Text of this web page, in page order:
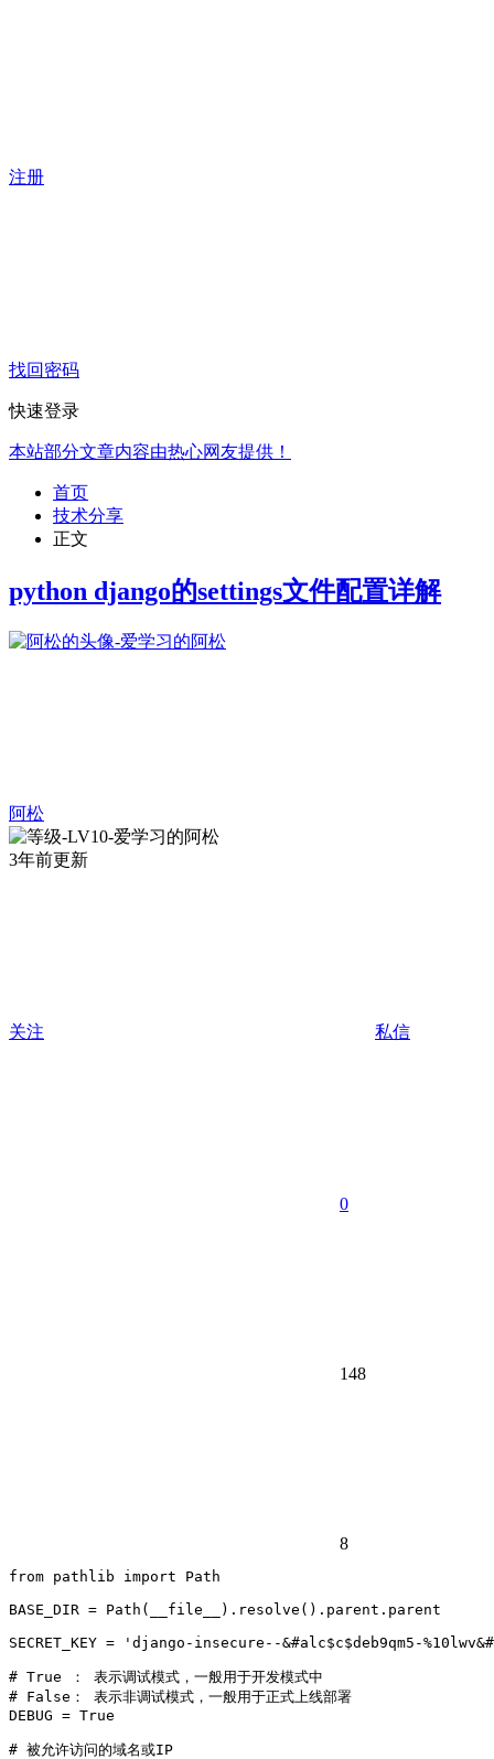
注册
找回密码
快速登录
本站部分文章内容由热心网友提供！
首页
技术分享
正文
python django的settings文件配置详解
阿松
3年前更新
关注 私信
0
148
8
from pathlib import Path
BASE_DIR = Path(__file__).resolve().parent.parent
SECRET_KEY = 'django-insecure--&#alc$c$deb9qm5-
# True ： 表示调试模式，一般用于开发模式中
# False： 表示非调试模式，一般用于正式上线部署
DEBUG = True
# 被允许访问的域名或IP